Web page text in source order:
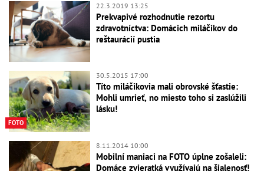
22.3.2019 13:25
Prekvapivé rozhodnutie rezortu
zdravotníctva: Domácich miláčikov do
reštaurácií pustia
FOTO
30.5.2015 17:00
Títo miláčikovia mali obrovské šťastie:
Mohli umrieť, no miesto toho si zaslúžili
lásku!
8.11.2014 10:00
Mobilní maniaci na FOTO úplne zošaleli:
Domáce zvieratká využívajú na šialenosť!